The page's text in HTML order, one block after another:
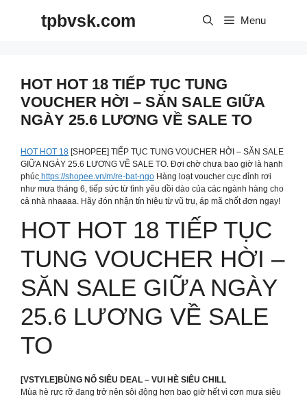
tpbvsk.com Menu
HOT HOT 18 TIẾP TỤC TUNG
VOUCHER HỜI – SĂN SALE GIỮA
NGÀY 25.6 LƯƠNG VỀ SALE TO
HOT HOT 18 [SHOPEE] TIẾP TỤC TUNG VOUCHER HỜI – SĂN SALE
GIỮA NGÀY 25.6 LƯƠNG VỀ SALE TO. Đợi chờ chưa bao giờ là hạnh
phúc https://shopee.vn/m/re-bat-ngo Hàng loạt voucher cực đỉnh rơi
như mưa tháng 6, tiếp sức từ tình yêu dồi dào của các ngành hàng cho
cả nhà nhaaaa. Hãy đón nhận tín hiệu từ vũ trụ, áp mã chốt đơn ngay!
HOT HOT 18 TIẾP TỤC
TUNG VOUCHER HỜI –
SĂN SALE GIỮA NGÀY
25.6 LƯƠNG VỀ SALE
TO
[VSTYLE]BÙNG NỔ SIÊU DEAL – VUI HÈ SIÊU CHILL
Mùa hè rực rỡ đang trở nên sôi động hơn bao giờ hết vì cơn mưa siêu